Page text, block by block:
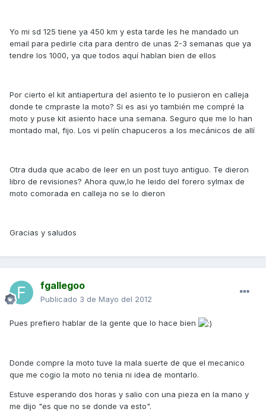
Yo mi sd 125 tiene ya 450 km y esta tarde les he mandado un
email para pedirle cita para dentro de unas 2-3 semanas que ya
tendre los 1000, ya que todos aquí hablan bien de ellos
Por cierto el kit antiapertura del asiento te lo pusieron en calleja
donde te cmpraste la moto? Si es asi yo también me compré la
moto y puse kit asiento hace una semana. Seguro que me lo han
montado mal, fijo. Los vi pelín chapuceros a los mecánicos de allí
Otra duda que acabo de leer en un post tuyo antiguo. Te dieron
libro de revisiones? Ahora quw,lo he leido del forero sylmax de
moto comorada en calleja no se lo dieron
Gracias y saludos
fgallegoo
Publicado 3 de Mayo del 2012
Pues prefiero hablar de la gente que lo hace bien
Donde compre la moto tuve la mala suerte de que el mecanico
que me cogio la moto no tenia ni idea de montarlo.
Estuve esperando dos horas y salio con una pieza en la mano y
me dijo "es que no se donde va esto".